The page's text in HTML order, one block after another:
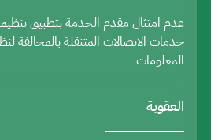
عدم امتثال مقدم الخدمة بتطبيق
خدمات الاتصالات المتنقلة بالمخالفة
المعلومات
العقوبة